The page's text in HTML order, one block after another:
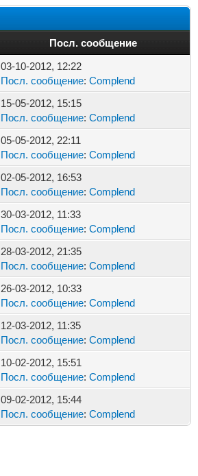
Посл. сообщение
03-10-2012, 12:22
Посл. сообщение: Complend
15-05-2012, 15:15
Посл. сообщение: Complend
05-05-2012, 22:11
Посл. сообщение: Complend
02-05-2012, 16:53
Посл. сообщение: Complend
30-03-2012, 11:33
Посл. сообщение: Complend
28-03-2012, 21:35
Посл. сообщение: Complend
26-03-2012, 10:33
Посл. сообщение: Complend
12-03-2012, 11:35
Посл. сообщение: Complend
10-02-2012, 15:51
Посл. сообщение: Complend
09-02-2012, 15:44
Посл. сообщение: Complend